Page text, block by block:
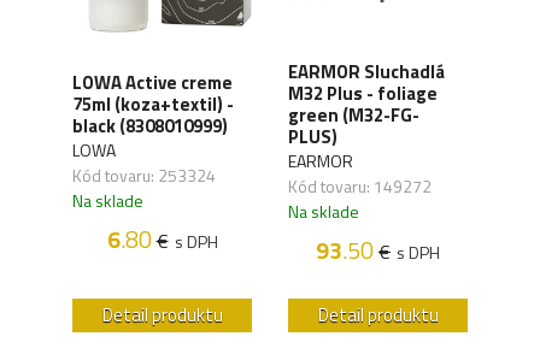
LOWA Active creme
75ml (koza+textil) -
black (8308010999)
LOWA
Kód tovaru: 253324
Na sklade
6.80€ s DPH
Detail produktu
EARMOR Sluchadlá
M32 Plus - foliage
green (M32-FG-
PLUS)
EARMOR
Kód tovaru: 149272
Na sklade
93.50€ s DPH
Detail produktu